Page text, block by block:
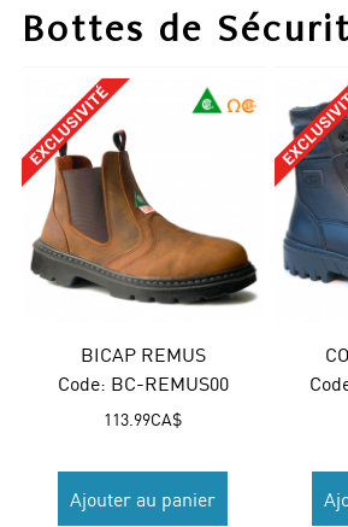
Bottes de
BICAP REMUS
Code: BC-REMUS00
CA$
113.99
Ajouter au panier